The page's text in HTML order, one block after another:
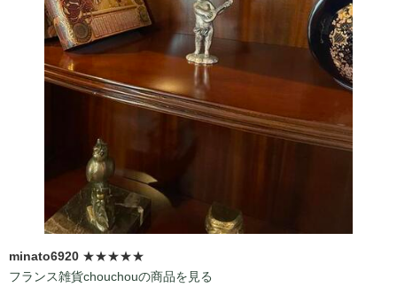
minato6920 ★★★★★
フランス雑貨chouchouの商品を見る